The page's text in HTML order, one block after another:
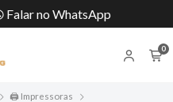
Falar no WhatsApp
0
🖨️ Impressoras